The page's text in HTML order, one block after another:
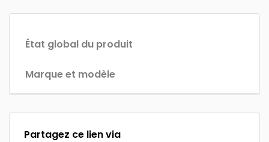
État global du produit
Marque et modèle
Partagez ce lien via